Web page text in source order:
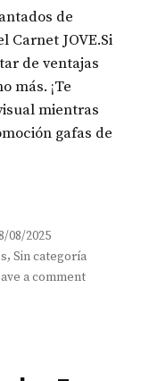
de
Carnet JOVE.Si
de ventajas
más. ¡Te
mientras
gafas de
08/2025
, Sin categoría
a commenton